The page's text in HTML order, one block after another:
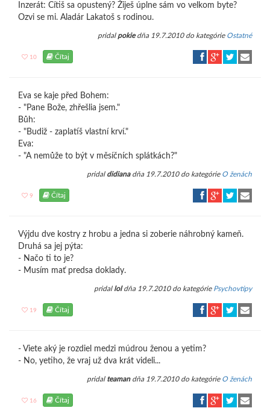
Inzerát: Cítiš sa opustený? Žiješ úplne sám vo velkom byte?
Ozvi se mi. Aladár Lakatoš s rodinou.
pridal pokiedňa 19.7.2010 do kategórie Ostatné
10 Čítaj
Eva se kaje před Bohem:
- "Pane Bože, zhřešlia jsem."
Bůh:
- "Budiž - zaplatíš vlastní krví."
Eva:
- "A nemůže to být v měsíčních splátkách?"
pridal didianadňa 19.7.2010 do kategórie O ženách
9 Čítaj
Výjdu dve kostry z hrobu a jedna si zoberie náhrobný kameň.
Druhá sa jej pýta:
- Načo ti to je?
- Musím mať predsa doklady.
pridal loldňa 19.7.2010 do kategórie Psychovtipy
19 Čítaj
- Viete aký je rozdiel medzi múdrou ženou a yetim?
- No, yetiho, že vraj už dva krát videli...
pridal teamandňa 19.7.2010 do kategórie O ženách
16 Čítaj